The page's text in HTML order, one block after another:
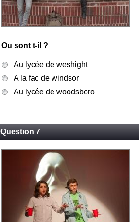
Ou sont t-il ?
Au lycée de weshight
A la fac de windsor
Au lycée de woodsboro
Question 7